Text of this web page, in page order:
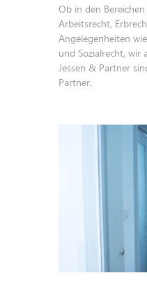
Ob in den
Arbeitsrecht,
Angelegenheiten
und Sozialrecht, wir
Jessen & Partner
Partner.